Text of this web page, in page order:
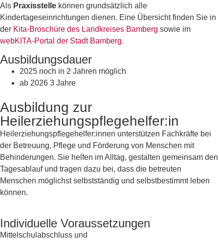
Als Praxisstelle können grundsätzlich alle
Kindertageseinrichtungen dienen. Eine Übersicht finden Sie in
der Kita-Broschüre des Landkreises Bamberg sowie im
webKITA-Portal der Stadt Bamberg.
Ausbildungsdauer
2025 noch in 2 Jahren möglich
ab 2026 3 Jahre
Ausbildung zur
Heilerziehungspflegehelfer:in
Heilerziehungspflegehelfer:innen unterstützen Fachkräfte bei
der Betreuung, Pflege und Förderung von Menschen mit
Behinderungen. Sie helfen im Alltag, gestalten gemeinsam den
Tagesablauf und tragen dazu bei, dass die betreuten
Menschen möglichst selbstständig und selbstbestimmt leben
können.
Individuelle Voraussetzungen
Mittelschulabschluss und